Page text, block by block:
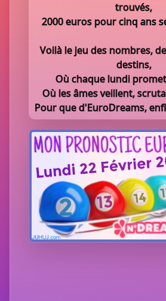
trouvés,
2000 euros pour cinq ans
Voilà le jeu des nombres,
destins,
Où chaque lundi
Où les âmes veillent,
Pour que d'EuroDreams,